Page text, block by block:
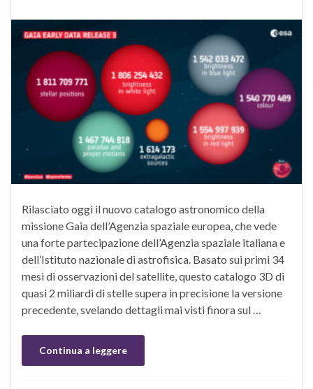
Rilasciato oggi il nuovo catalogo astronomico della
missione Gaia dell’Agenzia spaziale europea, che vede
una forte partecipazione dell’Agenzia spaziale italiana e
dell’Istituto nazionale di astrofisica. Basato sui primi 34
mesi di osservazioni del satellite, questo catalogo 3D di
quasi 2 miliardi di stelle supera in precisione la versione
precedente, svelando dettagli mai visti finora sul …
Continua a leggere